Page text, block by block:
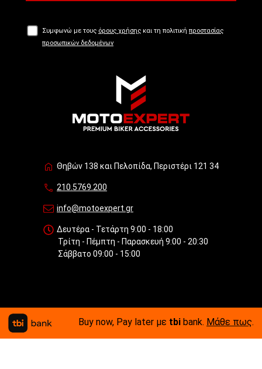
Συμφωνώ με τους όρους χρήσης και τη πολιτική προστασίας
προσωπικών δεδομένων
Θηβών 138 και Πελοπίδα, Περιστέρι 121 34
210.5769.200
info@motoexpert.gr
Δευτέρα - Τετάρτη 9:00 - 18:00
Τρίτη - Πέμπτη - Παρασκευή 9:00 - 20:30
Σάββατο 09:00 - 15:00
Buy now, Pay later με tbi bank. Μάθε πως.